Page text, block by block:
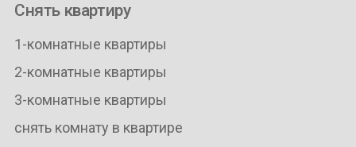
Снять квартиру
1-комнатные квартиры
2-комнатные квартиры
3-комнатные квартиры
снять комнату в квартире